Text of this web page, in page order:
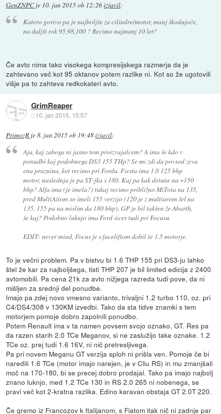
GenZNPCje 10. jan 2015 ob 12:26izjavil:
Katero gorivo pa je najboljše za cilindre/motor, manj škodujoče,
na daljši rok 95,98,100 ? Recimo najmanj 10 let?
Če avto nima tako visokega kompresijskega razmerja da je
zahtevano več kot 95 oktanov potem razlike ni. Kot so že ugotovili
višje pa to zahteva redkokateri avto.
GrimReaper
:: 10. jan 2015, 15:57
PrimozR je8. jan 2015 ob 19:48izjavil:
Aja, kaj zaboga ni jasno tem proizvajalcem? A ima še kdo v
ponudbi kaj podobnega DS3 155 THp? Se mi zdi da povsod zeva
ena praznina, kot recimo pri Fordu. Fiesta ima 1.0 125 bhp
motor, naslednja je pa ST-jka s 180. Kaj pa kak detune na ~150
bhp? Alfa ima (je imela?) tukaj recimo približno MiTota na 135,
pred MultiAitom so imeli 155 verzijo (120 je z multiarom šel na
135, 155 pa na mislim da 180 bhp), GP je bil takšen že Abarth,
še kaj? Podobno luknjo ima Ford sicer tudi pri Focusu.
EDIT: never mind, Focus je s faceliftom dobil še 1.5 motorje.
To je večni problem. Pa v bistvu bi 1.6 THP 155 pri DS3-ju lahko
štel že kar za najboljšega, tisti THP 207 je bil limited edicija z 2400
avtomobili. Pa cena 21k za avto nižjega razreda tudi pove, da ni
mišljen za srednji del ponudbe.
Imajo pa zdej novo vmesno varianto, trivaljni 1.2 turbo 110, oz. pri
C4/DS4/308 v 130KM izvedbi. Tako da sta tidve znamki s tem
motorjem pomoje dobro zapolnili ponudbo.
Potem Renault ima v ta namen povsem svojo oznako, GT. Res pa
da razen starih 2.0 TCe Meganov, si ne zaslužijo take oznake. 1.2
TCe oz. prej tudi 1.6 16V, ni nič pretresljivega.
Pa pri novem Meganu GT verzija sploh ni prišla ven. Pomoje če bi
naredili 1.6 TCe (motor imajo narejen, je v Cliu RS) in mu zmanjšali
moč na 170-180, bi se precej dobro prodajal. Tako pa imajo najbolj
znano luknjo, med 1.2 TCe 130 in RS 2.0 265 ni nobenega, se
pravi več kot 2-kratna razlika. Edino karavan obstaja GT 2.0T 220.
Če gremo iz Francozov k Italijanom, s Fiatom itak nič ni zadnje par